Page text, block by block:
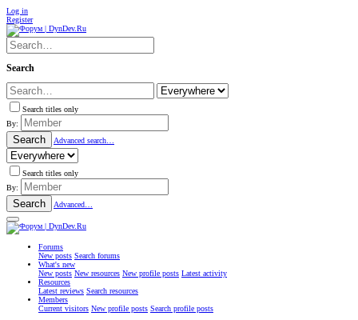
Log in
Register
Search
Search titles only
By:
Search Advanced search…
Search titles only
By:
Search Advanced…
Forums
New posts Search forums
What's new
New posts New resources New profile posts Latest activity
Resources
Latest reviews Search resources
Members
Current visitors New profile posts Search profile posts